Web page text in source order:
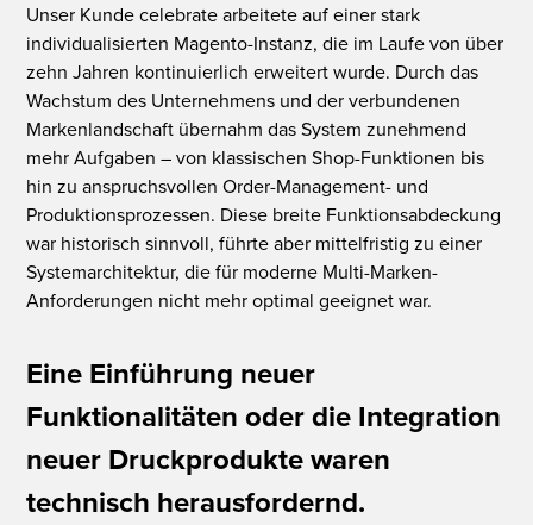
Unser Kunde celebrate arbeitete auf einer stark
individualisierten Magento-Instanz, die im Laufe von über
zehn Jahren kontinuierlich erweitert wurde. Durch das
Wachstum des Unternehmens und der verbundenen
Markenlandschaft übernahm das System zunehmend
mehr Aufgaben – von klassischen Shop-Funktionen bis
hin zu anspruchsvollen Order-Management- und
Produktionsprozessen. Diese breite Funktionsabdeckung
war historisch sinnvoll, führte aber mittelfristig zu einer
Systemarchitektur, die für moderne Multi-Marken-
Anforderungen nicht mehr optimal geeignet war.
Eine Einführung neuer
Funktionalitäten oder die Integration
neuer Druckprodukte waren
technisch herausfordernd.